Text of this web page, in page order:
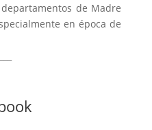
de Madre
en época de